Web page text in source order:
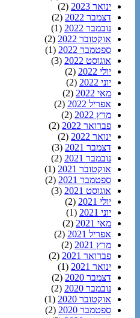
ינואר 2023
(2)
דצמבר 2022
(2)
נובמבר 2022
(1)
אוקטובר 2022
(2)
ספטמבר 2022
(1)
אוגוסט 2022
(3)
יולי 2022
(2)
יוני 2022
(2)
מאי 2022
(2)
אפריל 2022
(2)
מרץ 2022
(2)
פברואר 2022
(2)
ינואר 2022
(2)
דצמבר 2021
(3)
נובמבר 2021
(2)
אוקטובר 2021
(1)
ספטמבר 2021
(2)
אוגוסט 2021
(3)
יולי 2021
(2)
יוני 2021
(1)
מאי 2021
(2)
אפריל 2021
(2)
מרץ 2021
(2)
פברואר 2021
(2)
ינואר 2021
(1)
דצמבר 2020
(2)
נובמבר 2020
(2)
אוקטובר 2020
(1)
ספטמבר 2020
(2)